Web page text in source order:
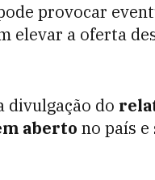
provocar
elevar a oferta
divulgação do
aberto no país